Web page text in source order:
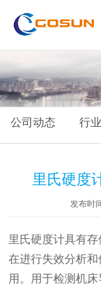
公司动态 行
里氏硬度
发布时
里氏硬度计具有
在进行失效分析
用。用于检测机